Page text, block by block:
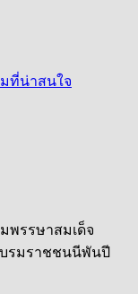
ที่น่าสนใจ
พรรษาสมเด็จ
รมราชชนนีพันปี